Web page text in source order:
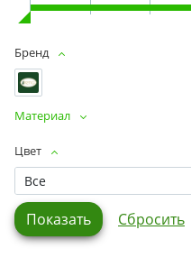
Бренд
Материал
Цвет
Все